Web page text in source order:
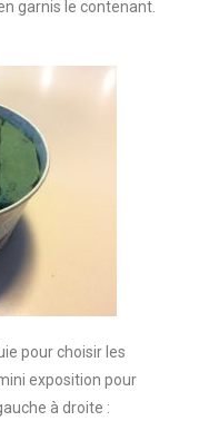
garnis le contenant.
pour choisir les
exposition pour
à droite :